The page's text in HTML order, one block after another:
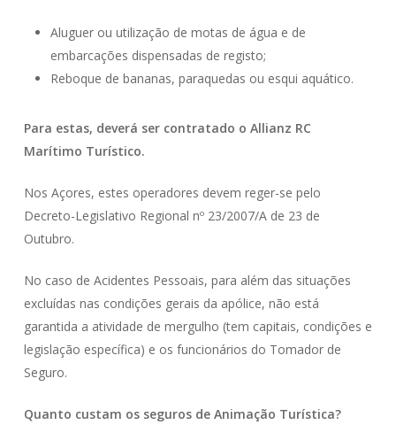
Aluguer ou utilização de motas de água e de
embarcações dispensadas de registo;
Reboque de bananas, paraquedas ou esqui aquático.
Para estas, deverá ser contratado o Allianz RC
Marítimo Turístico.
Nos Açores, estes operadores devem reger-se pelo
Decreto-Legislativo Regional nº 23/2007/A de 23 de
Outubro.
No caso de Acidentes Pessoais, para além das situações
excluídas nas condições gerais da apólice, não está
garantida a atividade de mergulho (tem capitais, condições e
legislação específica) e os funcionários do Tomador de
Seguro.
Quanto custam os seguros de Animação Turística?